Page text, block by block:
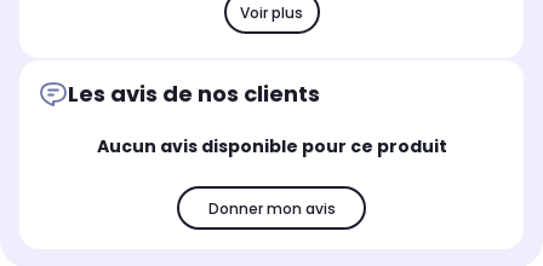
Voir plus
Les avis de nos clients
Aucun avis disponible pour ce produit
Donner mon avis